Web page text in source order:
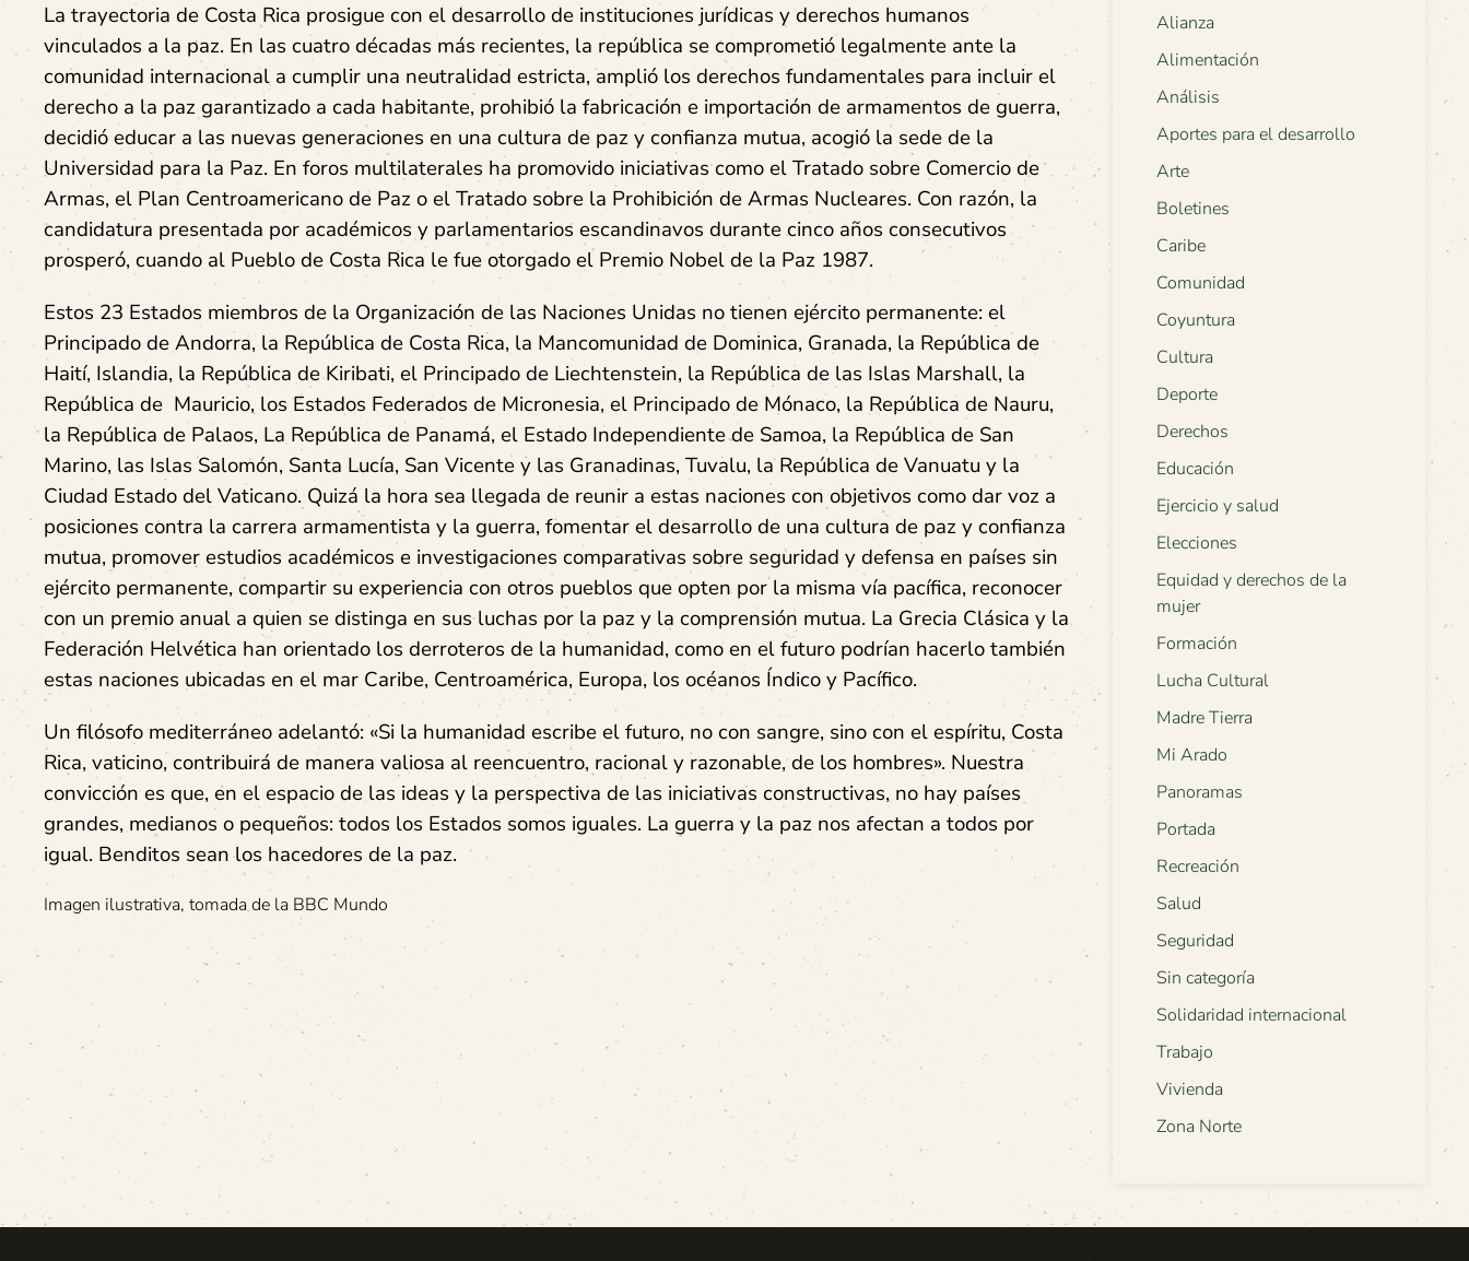
La trayectoria de Costa Rica prosigue con el desarrollo de instituciones jurídicas y derechos humanos
vinculados a la paz. En las cuatro décadas más recientes, la república se comprometió legalmente ante la
comunidad internacional a cumplir una neutralidad estricta, amplió los derechos fundamentales para incluir el
derecho a la paz garantizado a cada habitante, prohibió la fabricación e importación de armamentos de guerra,
decidió educar a las nuevas generaciones en una cultura de paz y confianza mutua, acogió la sede de la
Universidad para la Paz. En foros multilaterales ha promovido iniciativas como el Tratado sobre Comercio de
Armas, el Plan Centroamericano de Paz o el Tratado sobre la Prohibición de Armas Nucleares. Con razón, la
candidatura presentada por académicos y parlamentarios escandinavos durante cinco años consecutivos
prosperó, cuando al Pueblo de Costa Rica le fue otorgado el Premio Nobel de la Paz 1987.
Estos 23 Estados miembros de la Organización de las Naciones Unidas no tienen ejército permanente: el
Principado de Andorra, la República de Costa Rica, la Mancomunidad de Dominica, Granada, la República de
Haití, Islandia, la República de Kiribati, el Principado de Liechtenstein, la República de las Islas Marshall, la
República de Mauricio, los Estados Federados de Micronesia, el Principado de Mónaco, la República de Nauru,
la República de Palaos, La República de Panamá, el Estado Independiente de Samoa, la República de San
Marino, las Islas Salomón, Santa Lucía, San Vicente y las Granadinas, Tuvalu, la República de Vanuatu y la
Ciudad Estado del Vaticano. Quizá la hora sea llegada de reunir a estas naciones con objetivos como dar voz a
posiciones contra la carrera armamentista y la guerra, fomentar el desarrollo de una cultura de paz y confianza
mutua, promover estudios académicos e investigaciones comparativas sobre seguridad y defensa en países sin
ejército permanente, compartir su experiencia con otros pueblos que opten por la misma vía pacífica, reconocer
con un premio anual a quien se distinga en sus luchas por la paz y la comprensión mutua. La Grecia Clásica y la
Federación Helvética han orientado los derroteros de la humanidad, como en el futuro podrían hacerlo también
estas naciones ubicadas en el mar Caribe, Centroamérica, Europa, los océanos Índico y Pacífico.
Un filósofo mediterráneo adelantó: «Si la humanidad escribe el futuro, no con sangre, sino con el espíritu, Costa
Rica, vaticino, contribuirá de manera valiosa al reencuentro, racional y razonable, de los hombres». Nuestra
convicción es que, en el espacio de las ideas y la perspectiva de las iniciativas constructivas, no hay países
grandes, medianos o pequeños: todos los Estados somos iguales. La guerra y la paz nos afectan a todos por
igual. Benditos sean los hacedores de la paz.
Imagen ilustrativa, tomada de la BBC Mundo
Alianza
Alimentación
Análisis
Aportes para el desarrollo
Arte
Boletines
Caribe
Comunidad
Coyuntura
Cultura
Deporte
Derechos
Educación
Ejercicio y salud
Elecciones
Equidad y derechos de la
mujer
Formación
Lucha Cultural
Madre Tierra
Mi Arado
Panoramas
Portada
Recreación
Salud
Seguridad
Sin categoría
Solidaridad internacional
Trabajo
Vivienda
Zona Norte